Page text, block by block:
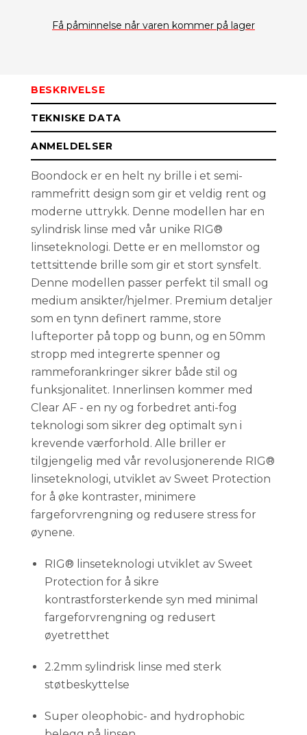
Få påminnelse når varen kommer på lager
BESKRIVELSE
TEKNISKE DATA
ANMELDELSER
Boondock er en helt ny brille i et semi-
rammefritt design som gir et veldig rent og
moderne uttrykk. Denne modellen har en
sylindrisk linse med vår unike RIG®
linseteknologi. Dette er en mellomstor og
tettsittende brille som gir et stort synsfelt.
Denne modellen passer perfekt til small og
medium ansikter/hjelmer. Premium detaljer
som en tynn definert ramme, store
lufteporter på topp og bunn, og en 50mm
stropp med integrerte spenner og
rammeforankringer sikrer både stil og
funksjonalitet. Innerlinsen kommer med
Clear AF - en ny og forbedret anti-fog
teknologi som sikrer deg optimalt syn i
krevende værforhold. Alle briller er
tilgjengelig med vår revolusjonerende RIG®
linseteknologi, utviklet av Sweet Protection
for å øke kontraster, minimere
fargeforvrengning og redusere stress for
øynene.
RIG® linseteknologi utviklet av Sweet
Protection for å sikre
kontrastforsterkende syn med minimal
fargeforvrengning og redusert
øyetretthet
2.2mm sylindrisk linse med sterk
støtbeskyttelse
Super oleophobic- and hydrophobic